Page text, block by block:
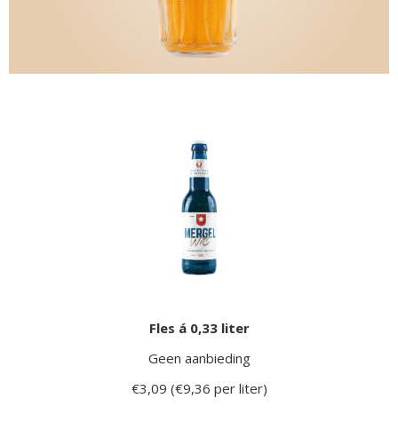
Fles á 0,33 liter
Geen aanbieding
€3,09 (€9,36 per liter)